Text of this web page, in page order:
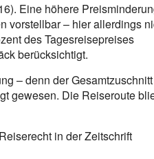
Eine höhere
vorstellbar – hier allerdings
des Tagesreisepreises
berücksichtigt.
– denn der
gewesen. Die Reiseroute
in der Zeitschrift